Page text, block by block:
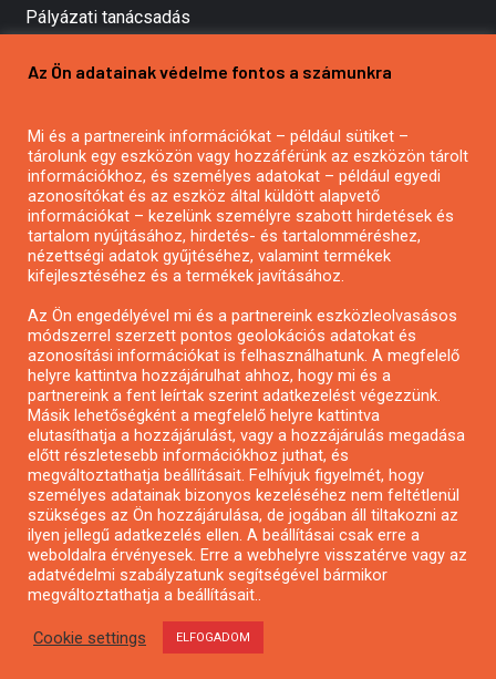
Pályázati tanácsadás
Mezőgazdasági pályázatírás
Pályázatírás civil szervezeteknek
Pályázatírás önkormányzatoknak
Pályázatfigyelés
Specifikus pályázatfigyelés vagy hírlevél
Pályázatok magánszemélyeknek
Pályázatok civil szervezeteknek
Pályázatok vállalkozásoknak
Önkormányzati pályázatok
Mezőgazdasági pályázatok
Falusi turizmus pályázatok
Napelem pályázatok
GINOP pályázatok
Copyright © All rights reserved.
Az Ön adatainak védelme fontos a számunkra
Mi és a partnereink információkat – például sütiket –
tárolunk egy eszközön vagy hozzáférünk az eszközön tárolt
információkhoz, és személyes adatokat – például egyedi
azonosítókat és az eszköz által küldött alapvető
információkat – kezelünk személyre szabott hirdetések és
tartalom nyújtásához, hirdetés- és tartalomméréshez,
nézettségi adatok gyűjtéséhez, valamint termékek
kifejlesztéséhez és a termékek javításához.
Az Ön engedélyével mi és a partnereink eszközleolvasásos
módszerrel szerzett pontos geolokációs adatokat és
azonosítási információkat is felhasználhatunk. A megfelelő
helyre kattintva hozzájárulhat ahhoz, hogy mi és a
partnereink a fent leírtak szerint adatkezelést végezzünk.
Másik lehetőségként a megfelelő helyre kattintva
elutasíthatja a hozzájárulást, vagy a hozzájárulás megadása
előtt részletesebb információkhoz juthat, és
megváltoztathatja beállításait. Felhívjuk figyelmét, hogy
személyes adatainak bizonyos kezeléséhez nem feltétlenül
szükséges az Ön hozzájárulása, de jogában áll tiltakozni az
ilyen jellegű adatkezelés ellen. A beállításai csak erre a
weboldalra érvényesek. Erre a webhelyre visszatérve vagy az
adatvédelmi szabályzatunk segítségével bármikor
megváltoztathatja a beállításait..
Cookie settings ELFOGADOM